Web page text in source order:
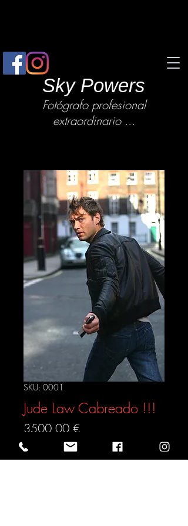
Sky Powers
Fotógrafo profesional
extraordinario ...
SKU: 0001
Jude Law Cabreado !!!
3500,00 €Precio
Agregar al carrito